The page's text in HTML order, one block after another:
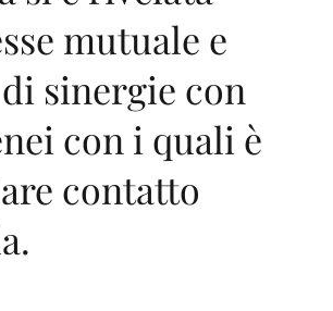
mutuale e
sinergie con
con i quali è
contatto